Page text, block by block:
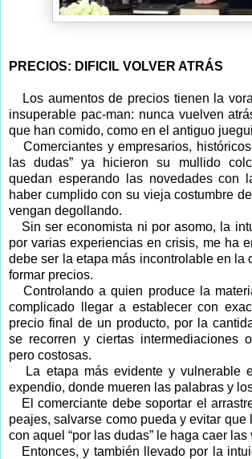
PRECIOS: DIFICIL VOLVER ATRÁS
Los aumentos de precios tienen la
insuperable pac-man: nunca vuelven
que han comido, como en el antiguo
Comerciantes y empresarios,
las dudas” ya hicieron su mullido
quedan esperando las novedades con
haber cumplido con su vieja costumbre
vengan degollando.
Sin ser economista ni por asomo, la
por varias experiencias en crisis, me ha
debe ser la etapa más incontrolable en la
formar precios.
Controlando a quien produce la
complicado llegar a establecer con
precio final de un producto, por la
se recorren y ciertas intermediaciones
pero costosas.
La etapa más evidente y vulnerable
expendio, donde mueren las palabras y
El comerciante debe soportar el
peajes, salvarse como pueda y evitar que
con aquel “por las dudas” le haga caer las
Entonces, y también llevado por la